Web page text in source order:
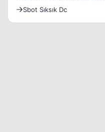
Sbot Sıksık Dc